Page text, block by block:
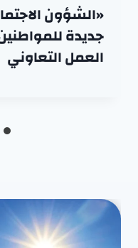
«الشؤون
جديدة
العمل التعاوني